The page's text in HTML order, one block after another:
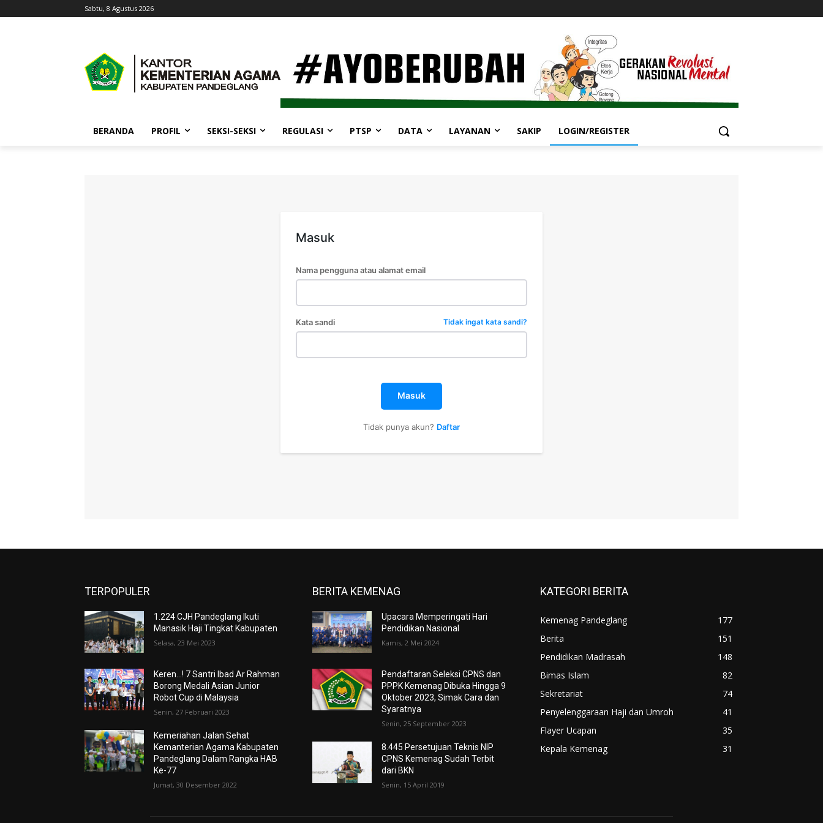
Sabtu, 8 Agustus 2026
BERANDA PROFIL SEKSI-SEKSI REGULASI PTSP DATA LAYANAN SAKIP LOGIN/REGISTER
Masuk
Nama pengguna atau alamat email
Kata sandi Tidak ingat kata sandi?
Masuk
Tidak punya akun? Daftar
TERPOPULER
1.224 CJH Pandeglang Ikuti
Manasik Haji Tingkat Kabupaten
Selasa, 23 Mei 2023
Keren…! 7 Santri Ibad Ar Rahman
Borong Medali Asian Junior
Robot Cup di Malaysia
Senin, 27 Februari 2023
Kemeriahan Jalan Sehat
Kemanterian Agama Kabupaten
Pandeglang Dalam Rangka HAB
Ke-77
Jumat, 30 Desember 2022
BERITA KEMENAG
Upacara Memperingati Hari
Pendidikan Nasional
Kamis, 2 Mei 2024
Pendaftaran Seleksi CPNS dan
PPPK Kemenag Dibuka Hingga 9
Oktober 2023, Simak Cara dan
Syaratnya
Senin, 25 September 2023
8.445 Persetujuan Teknis NIP
CPNS Kemenag Sudah Terbit
dari BKN
Senin, 15 April 2019
KATEGORI BERITA
Kemenag Pandeglang
177
Berita
151
Pendidikan Madrasah
148
Bimas Islam
82
Sekretariat
74
Penyelenggaraan Haji dan Umroh
41
Flayer Ucapan
35
Kepala Kemenag
31